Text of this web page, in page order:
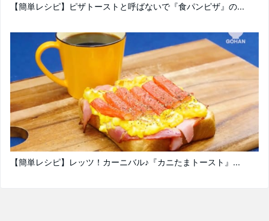
【簡単レシピ】ピザトーストと呼ばないで『食パンピザ』の...
【簡単レシピ】レッツ！カーニバル♪『カニたまトースト』...